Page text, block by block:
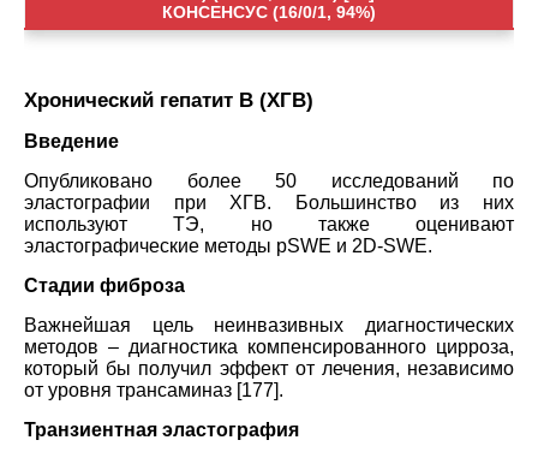
КОНСЕНСУС (16/0/1, 94%)
Хронический гепатит B (ХГВ)
Введение
Опубликовано более 50 исследований по
эластографии при ХГВ. Большинство из них
используют TЭ, но также оценивают
эластографические методы pSWE и 2D-SWE.
Стадии фиброза
Важнейшая цель неинвазивных диагностических
методов – диагностика компенсированного цирроза,
который бы получил эффект от лечения, независимо
от уровня трансаминаз [177].
Транзиентная эластография